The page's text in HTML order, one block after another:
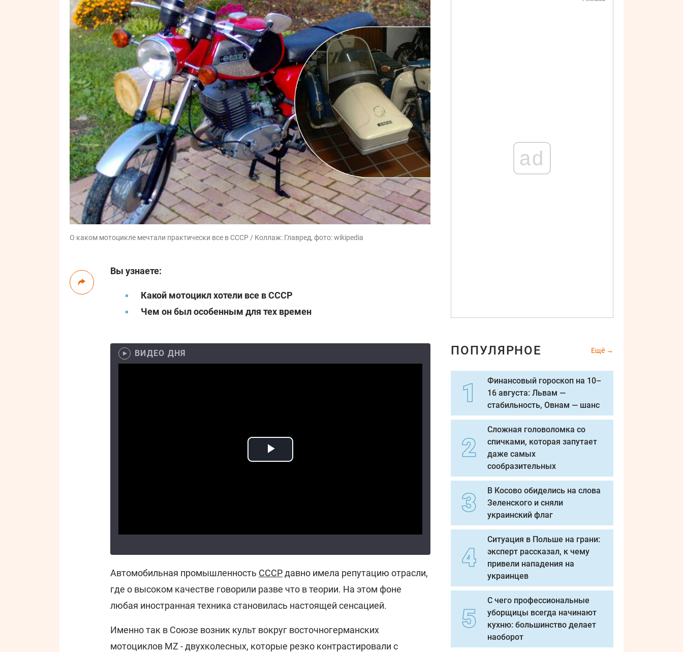
О каком мотоцикле мечтали практически все в СССР / Коллаж: Главред, фото: wikipedia
Вы узнаете:
Какой мотоцикл хотели все в СССР
Чем он был особенным для тех времен
ВИДЕО ДНЯ
Автомобильная промышленность СССРдавно имела репутацию отрасли,
где о высоком качестве говорили разве что в теории. На этом фоне
любая иностранная техника становилась настоящей сенсацией.
Именно так в Союзе возник культ вокруг восточногерманских
мотоциклов MZ - двухколесных, которые резко контрастировали с
ad
ПОПУЛЯРНОЕ Ещё
Финансовый гороскоп на 10–
16 августа: Львам —
стабильность, Овнам — шанс
Сложная головоломка со
спичками, которая запутает
даже самых
сообразительных
В Косово обиделись на слова
Зеленского и сняли
украинский флаг
Ситуация в Польше на грани:
эксперт рассказал, к чему
привели нападения на
украинцев
С чего профессиональные
уборщицы всегда начинают
кухню: большинство делает
наоборот